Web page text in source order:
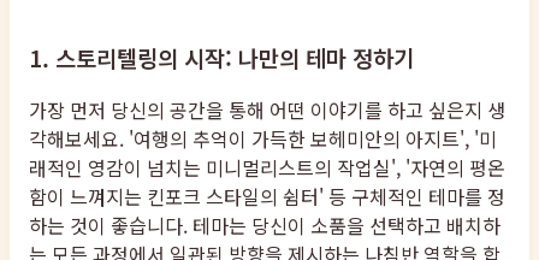
1. 스토리텔링의 시작: 나만의 테마 정하기
가장 먼저 당신의 공간을 통해 어떤 이야기를 하고 싶은지 생
각해보세요. '여행의 추억이 가득한 보헤미안의 아지트', '미
래적인 영감이 넘치는 미니멀리스트의 작업실', '자연의 평온
함이 느껴지는 킨포크 스타일의 쉼터' 등 구체적인 테마를 정
하는 것이 좋습니다. 테마는 당신이 소품을 선택하고 배치하
는 모든 과정에서 일관된 방향을 제시하는 나침반 역할을 합